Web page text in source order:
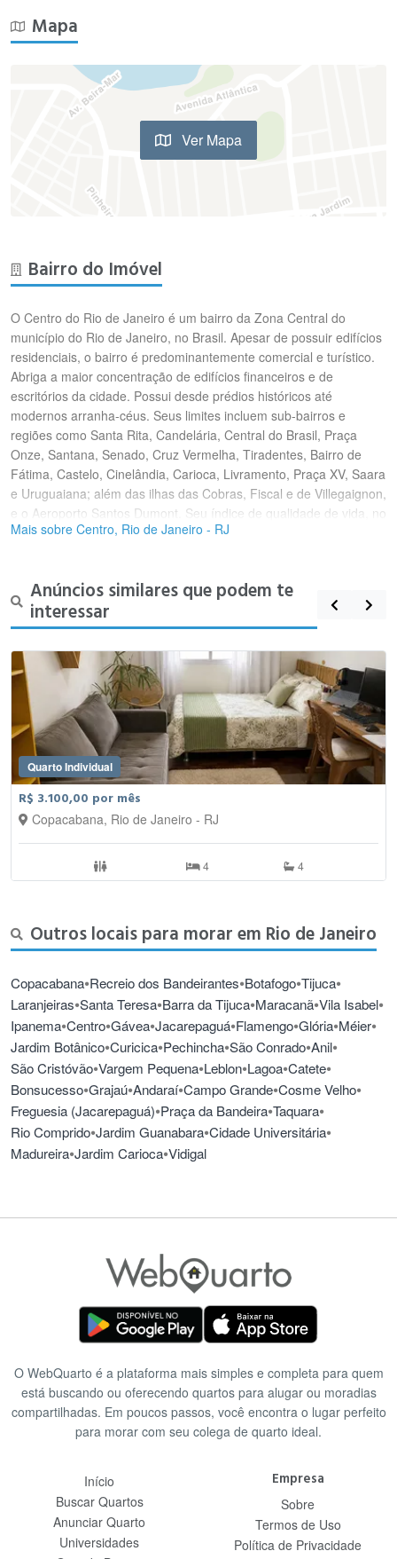
Mapa
Ver Mapa
Bairro do Imóvel
O Centro do Rio de Janeiro é um bairro da Zona Central do
município do Rio de Janeiro, no Brasil. Apesar de possuir edifícios
residenciais, o bairro é predominantemente comercial e turístico.
Abriga a maior concentração de edifícios financeiros e de
escritórios da cidade. Possui desde prédios históricos até
modernos arranha-céus. Seus limites incluem sub-bairros e
regiões como Santa Rita, Candelária, Central do Brasil, Praça
Onze, Santana, Senado, Cruz Vermelha, Tiradentes, Bairro de
Fátima, Castelo, Cinelândia, Carioca, Livramento, Praça XV, Saara
e Uruguaiana; além das ilhas das Cobras, Fiscal e de Villegaignon,
e o Aeroporto Santos Dumont. Seu índice de qualidade de vida, no
ano 2000, era de 0,894: o 32º melhor entre 126 bairros da cidade,
administrativa da colônia do Brasil, até 1960, quando a cidade
perdeu a condição de estar em um Distrito Federal, o Centro foi o
palco de algumas das mais importantes decisões e eventos da
história do país. Restos arquitetônicos desse passado persistem
até hoje, tendo se convertido em importantes atrações turísticas.
Mais sobre Centro, Rio de Janeiro - RJ
Anúncios similares que podem te
interessar
Quarto Individual
R$ 3.100,00 por mês
Copacabana, Rio de Janeiro - RJ
4 4
Outros locais para morar em Rio de Janeiro
Copacabana•Recreio dos Bandeirantes•Botafogo•Tijuca•
Laranjeiras•Santa Teresa•Barra da Tijuca•Maracanã•Vila Isabel•
Ipanema•Centro•Gávea•Jacarepaguá•Flamengo•Glória•Méier•
Jardim Botânico•Curicica•Pechincha•São Conrado•Anil•
São Cristóvão•Vargem Pequena•Leblon•Lagoa•Catete•
Bonsucesso•Grajaú•Andaraí•Campo Grande•Cosme Velho•
Freguesia (Jacarepaguá)•Praça da Bandeira•Taquara•
Rio Comprido•Jardim Guanabara•Cidade Universitária•
Madureira•Jardim Carioca•Vidigal
O WebQuarto é a plataforma mais simples e completa para quem
está buscando ou oferecendo quartos para alugar ou moradias
compartilhadas. Em poucos passos, você encontra o lugar perfeito
para morar com seu colega de quarto ideal.
Início
Buscar Quartos
Anunciar Quarto
Universidades
Empresa
Sobre
Termos de Uso
Política de Privacidade